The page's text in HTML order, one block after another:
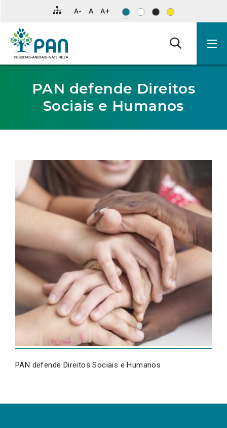
para
conteúdo
principal
da
PAN defende Direitos
Sociais e Humanos
PAN defende Direitos Sociais e Humanos